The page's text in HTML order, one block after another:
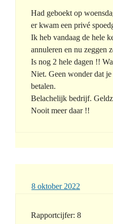
Had geboekt op
er kwam een privé
Ik heb vandaag de hele
annuleren en nu zeggen
Is nog 2 hele dagen !!
Niet. Geen wonder dat
betalen.
Belachelijk bedrijf.
Nooit meer daar !!
8 oktober 2022
Rapportcijfer: 8